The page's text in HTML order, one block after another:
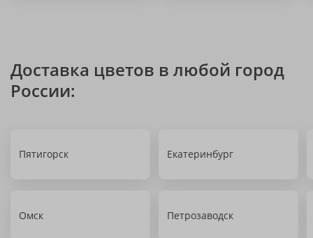
Доставка цветов в любой город
России:
Пятигорск Екатеринбург
Омск Петрозаводск